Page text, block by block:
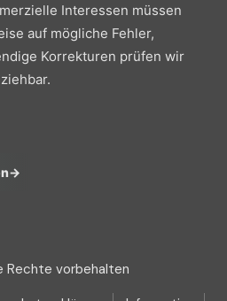
Interessen müssen
auf mögliche Fehler,
Korrekturen prüfen wir
→
Rechte vorbehalten